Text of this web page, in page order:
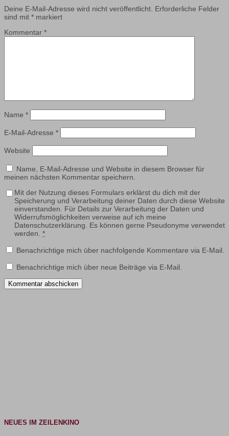
Deine E-Mail-Adresse wird nicht veröffentlicht. Erforderliche Felder
sind mit * markiert
Kommentar *
Name *
E-Mail-Adresse *
Website
Name, E-Mail-Adresse und Website in diesem Browser für
meinen nächsten Kommentar speichern.
Mit der Nutzung dieses Formulars erklärst du dich mit der
Speicherung und Verarbeitung deiner Daten durch diese Website
einverstanden. Für Details zur Verarbeitung der Daten und
Widerrufsmöglichkeiten verweise auf ich meine
Datenschutzerklärung. Es können gerne Pseudonyme verwendet
werden. *
Benachrichtige mich über nachfolgende Kommentare via E-Mail.
Benachrichtige mich über neue Beiträge via E-Mail.
NEUES IM ZEILENKINO